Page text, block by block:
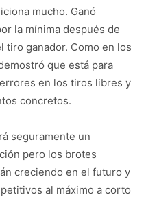
mucho. Ganó
la mínima después de
tiro ganador. Como en los
que está para
en los tiros libres y
concretos.
seguramente un
pero los brotes
creciendo en el futuro y
al máximo a corto